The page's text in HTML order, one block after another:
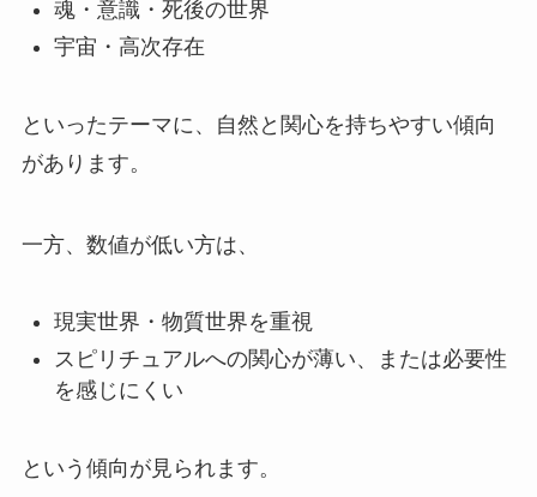
魂・意識・死後の世界
宇宙・高次存在
といったテーマに、自然と関心を持ちやすい傾向
があります。
一方、数値が低い方は、
現実世界・物質世界を重視
スピリチュアルへの関心が薄い、または必要性
を感じにくい
という傾向が見られます。